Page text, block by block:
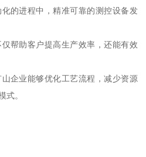
的进程中，精准可靠的测控设备发
帮助客户提高生产效率，还能有效
企业能够优化工艺流程，减少资源
式。